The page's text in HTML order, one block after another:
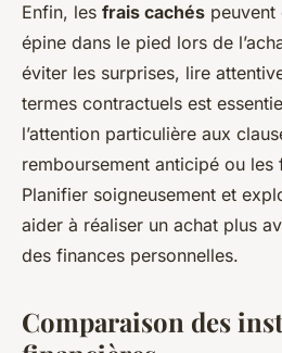
Enfin, les frais cachés peuvent
épine dans le pied lors de
éviter les surprises, lire
termes contractuels est
l’attention particulière aux
remboursement anticipé ou les
Planifier soigneusement et
aider à réaliser un achat plus
des finances personnelles.
Comparaison des